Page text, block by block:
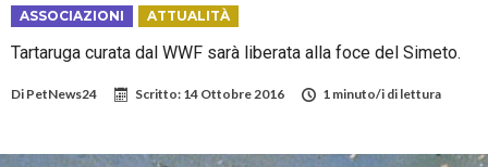
ASSOCIAZIONI ATTUALITÀ
Tartaruga curata dal WWF sarà liberata alla foce del Simeto.
Di PetNews24 Scritto: 14 Ottobre 2016 1 minuto/i di lettura